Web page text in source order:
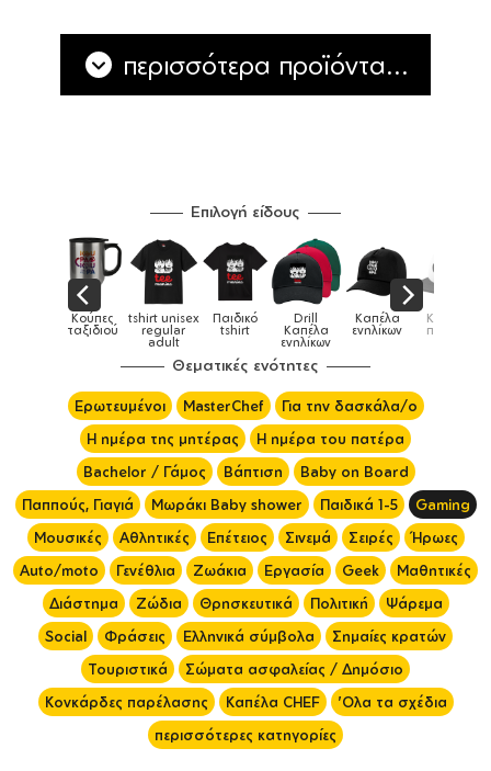
περισσότερα προϊόντα...
Επιλογή είδους
Παιδικό
tshirt
Drill
Καπέλα
ενηλίκων
Καπέλα
ενηλίκων
Καπέλα
παιδικά Κούπες Κούπες
Θεματικές ενότητες
Ερωτευμένοι MasterChef
Για την δασκάλα/ο
Η ημέρα της μητέρας
Η ημέρα του πατέρα
Bachelor / Γάμος
Βάπτιση
Baby on Board
Παππούς, Γιαγιά
Μωράκι Baby shower Παιδικά 1-5
Gaming
Μουσικές
Αθλητικές Επέτειος Σινεμά Σειρές
Ήρωες
Auto/moto
Γενέθλια Ζωάκια Εργασία Geek
Μαθητικές
Διάστημα
Ζώδια Θρησκευτικά Πολιτική
Ψάρεμα
Social
Φράσεις Ελληνικά σύμβολα
Σημαίες κρατών
Τουριστικά
Σώματα ασφαλείας / Δημόσιο
Κονκάρδες παρέλασης
Καπέλα CHEF
'Ολα τα σχέδια
περισσότερες κατηγορίες